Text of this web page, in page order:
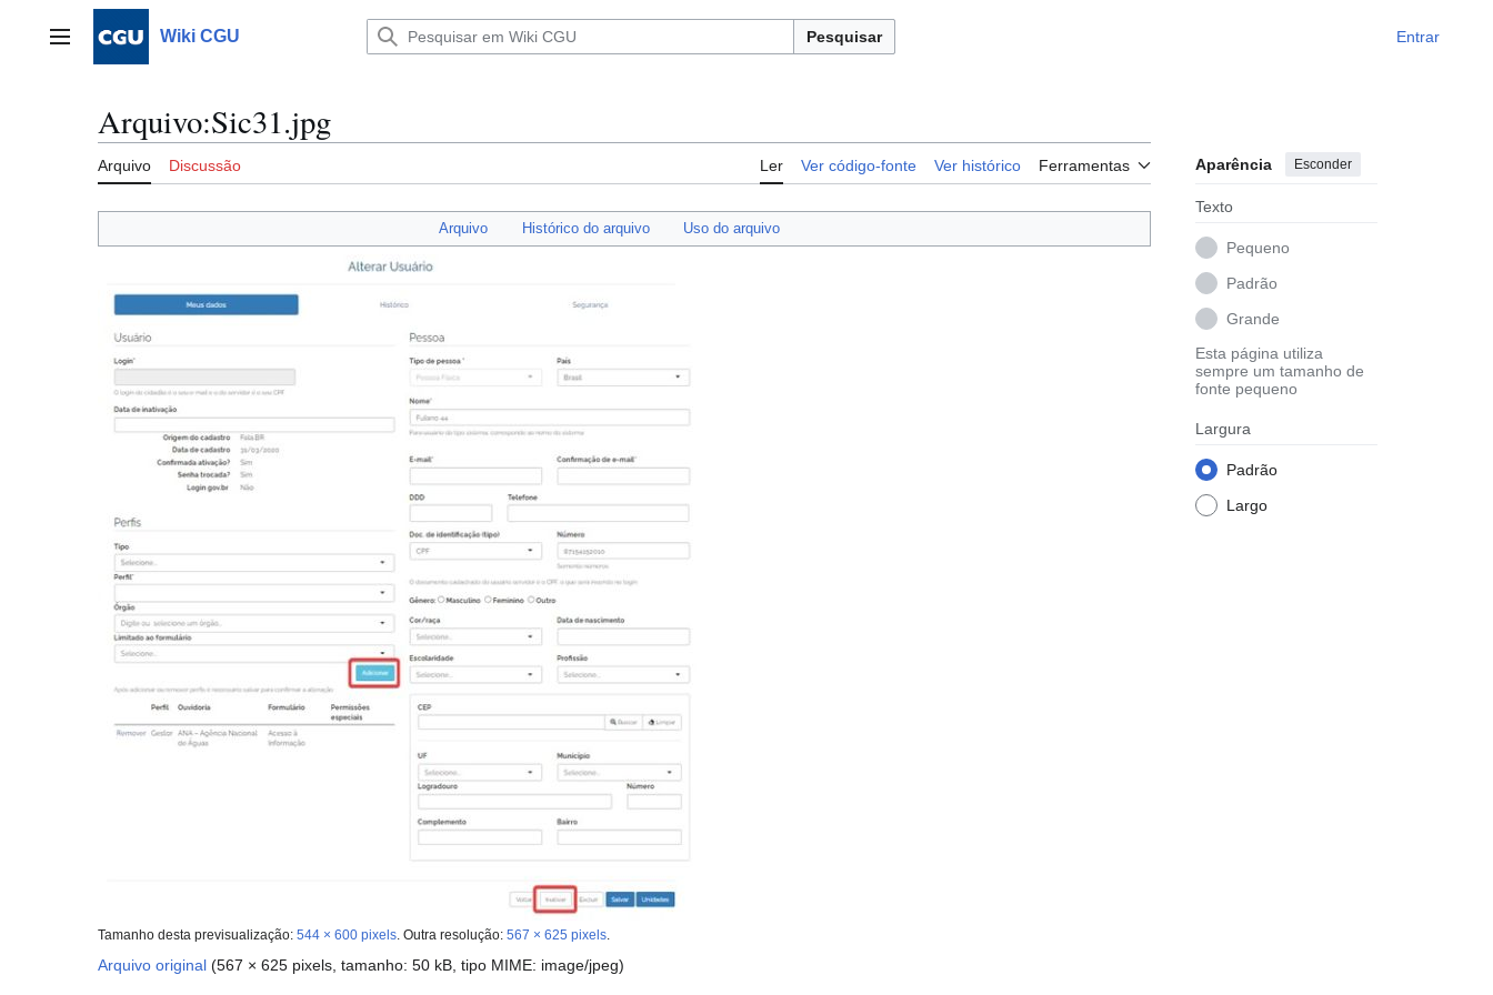
Menu principalWiki CGU Pesquisar Entrar
Arquivo:Sic31.jpg
Arquivo Discussão Ler Ver código-fonte Ver histórico Ferramentas Aparência Esconder
Texto
Pequeno
Padrão
Grande
Esta página utiliza
sempre um tamanho de
fonte pequeno
Largura
Padrão
Largo
Arquivo Histórico do arquivo Uso do arquivo
Tamanho desta previsualização: 544 × 600 pixels Outra resolução: 567 × 625 pixels
Arquivo original (567 × 625 pixels, tamanho: 50 kB, tipo MIME: image/jpeg)